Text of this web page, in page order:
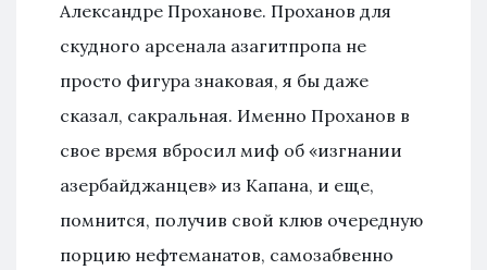
Александре Проханове. Проханов для
скудного арсенала азагитпропа не
просто фигура знаковая, я бы даже
сказал, сакральная. Именно Проханов в
свое время вбросил миф об «изгнании
азербайджанцев» из Капана, и еще,
помнится, получив свой клюв очередную
порцию нефтеманатов, самозабвенно